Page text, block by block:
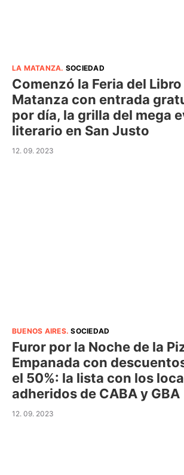
LA MATANZA. SOCIEDAD
Comenzó la Feria del Libro
Matanza con entrada
por día, la grilla del mega
literario en San Justo
12. 09. 2023
BUENOS AIRES.SOCIEDAD
Furor por la Noche de la
Empanada con
el 50%: la lista con los
adheridos de CABA y GBA
12. 09. 2023